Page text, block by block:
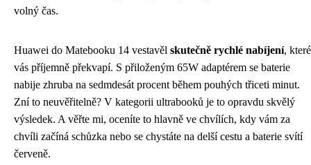
volný čas.
Huawei do Matebooku 14 vestavěl skutečně rychlé nabíjení, které
vás příjemně překvapí. S přiloženým 65W adaptérem se baterie
nabije zhruba na sedmdesát procent během pouhých třiceti minut.
Zní to neuvěřitelně? V kategorii ultrabooků je to opravdu skvělý
výsledek. A věřte mi, oceníte to hlavně ve chvílích, kdy vám za
chvíli začíná schůzka nebo se chystáte na delší cestu a baterie svítí
červeně.